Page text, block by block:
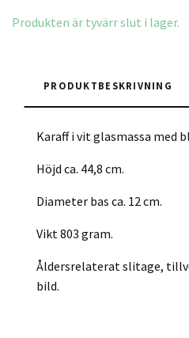
Produkten är tyvärr slut i lager.
PRODUKTBESKRIVNING
Karaff i vit glasmassa med
Höjd ca. 44,8 cm.
Diameter bas ca. 12 cm.
Vikt 803 gram.
Åldersrelaterat slitage,
bild.